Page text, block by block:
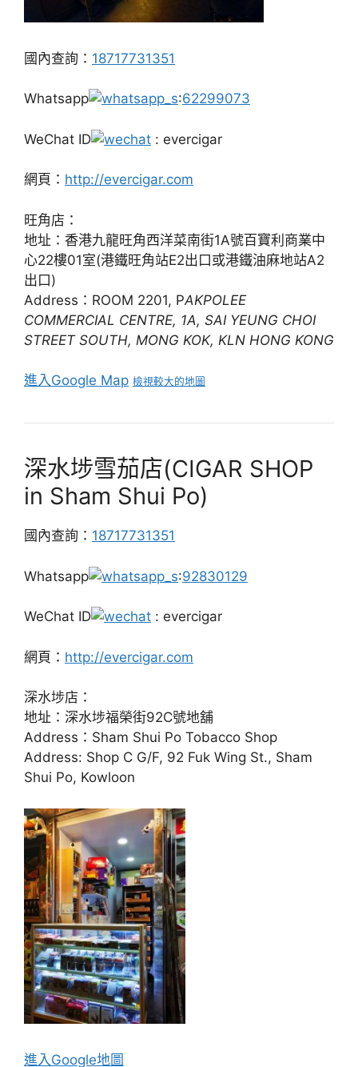
國內查詢： 18717731351
Whatsapp :62299073
WeChat ID : evercigar
網頁： http://evercigar.com
旺角店：
地址：香港九龍旺角西洋菜南街1A號百寶利商業中
心22樓01室(港鐵旺角站E2出口或港鐵油麻地站A2
出口)
Address：ROOM 2201, PAKPOLEE
COMMERCIAL CENTRE, 1A, SAI YEUNG CHOI
STREET SOUTH, MONG KOK, KLN HONG KONG
進入Google Map 檢視較大的地圖
深水埗雪茄店(CIGAR SHOP
in Sham Shui Po)
國內查詢： 18717731351
Whatsapp :92830129
WeChat ID : evercigar
網頁： http://evercigar.com
深水埗店：
地址：深水埗福榮街92C號地舖
Address：Sham Shui Po Tobacco Shop
Address: Shop C G/F, 92 Fuk Wing St., Sham
Shui Po, Kowloon
進入Google地圖